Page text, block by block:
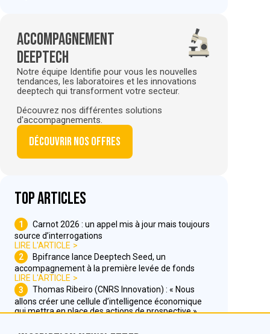
Accompagnement
deeptech
Notre équipe Identifie pour vous les nouvelles
tendances, les laboratoires et les innovations
deeptech qui transforment votre secteur.
Découvrez nos différentes solutions
d'accompagnements.
Découvrir nos offres
Top articles
1
Carnot 2026 : un appel mis à jour mais toujours
source d’interrogations
LIRE L'ARTICLE
2
Bpifrance lance Deeptech Seed, un
accompagnement à la première levée de fonds
LIRE L'ARTICLE
3
Thomas Ribeiro (CNRS Innovation) : « Nous
allons créer une cellule d’intelligence économique
qui mettra en place des actions de prospective »